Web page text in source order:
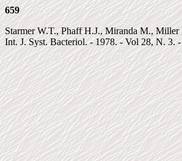
659
Starmer W.T., Phaff H.J., Miranda M., Miller
Int. J. Syst. Bacteriol. - 1978. - Vol 28, N. 3.